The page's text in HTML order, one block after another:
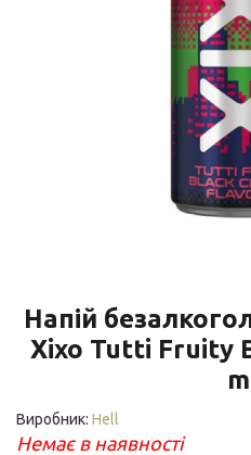
Напій
Xixo Tutti Fruity
Виробник: Hell
Немає в наявності